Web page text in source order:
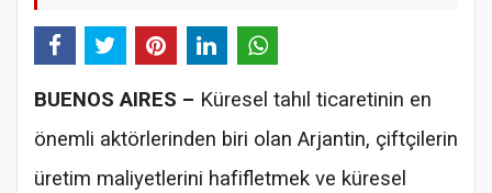
BUENOS AIRES – Küresel tahıl ticaretinin en
önemli aktörlerinden biri olan Arjantin, çiftçilerin
üretim maliyetlerini hafifletmek ve küresel